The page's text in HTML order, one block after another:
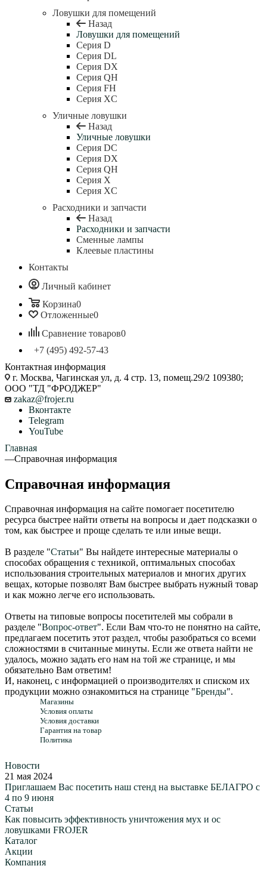
Ловушки для помещений
Назад
Ловушки для помещений
Серия D
Серия DL
Серия DX
Серия QH
Серия FH
Серия XC
Уличные ловушки
Назад
Уличные ловушки
Серия DC
Серия DX
Серия QH
Серия X
Серия XC
Расходники и запчасти
Назад
Расходники и запчасти
Сменные лампы
Клеевые пластины
Контакты
Личный кабинет
Корзина0
Отложенные0
Сравнение товаров0
+7 (495) 492-57-43
Контактная информация
г. Москва, Чагинская ул, д. 4 стр. 13, помещ.29/2 109380;
ООО "ТД "ФРОДЖЕР"
zakaz@frojer.ru
Вконтакте
Telegram
YouTube
Главная
—Справочная информация
Справочная информация
Справочная информация на сайте помогает посетителю
ресурса быстрее найти ответы на вопросы и дает подсказки о
том, как быстрее и проще сделать те или иные вещи.
В разделе "Статьи" Вы найдете интересные материалы о
способах обращения с техникой, оптимальных способах
использования строительных материалов и многих других
вещах, которые позволят Вам быстрее выбрать нужный товар
и как можно легче его использовать.
Ответы на типовые вопросы посетителей мы собрали в
разделе "Вопрос-ответ". Если Вам что-то не понятно на сайте,
предлагаем посетить этот раздел, чтобы разобраться со всеми
сложностями в считанные минуты. Если же ответа найти не
удалось, можно задать его нам на той же странице, и мы
обязательно Вам ответим!
И, наконец, с информацией о производителях и списком их
продукции можно ознакомиться на странице "Бренды".
Магазины
Условия оплаты
Условия доставки
Гарантия на товар
Политика
Новости
21 мая 2024
Приглашаем Вас посетить наш стенд на выставке БЕЛАГРО с
4 по 9 июня
Статьи
Как повысить эффективность уничтожения мух и ос
ловушками FROJER
Каталог
Акции
Компания